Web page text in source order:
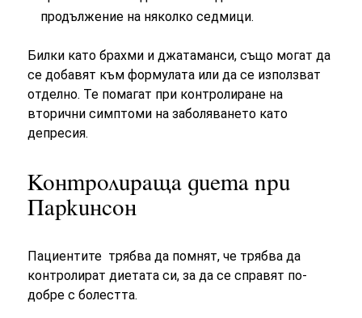
продължение на няколко седмици.
Билки като брахми и джатаманси, също могат да
се добавят към формулата или да се използват
отделно. Те помагат при контролиране на
вторични симптоми на заболяването като
депресия.
Контролираща диета при
Паркинсон
Пациентите трябва да помнят, че трябва да
контролират диетата си, за да се справят по-
добре с болестта.